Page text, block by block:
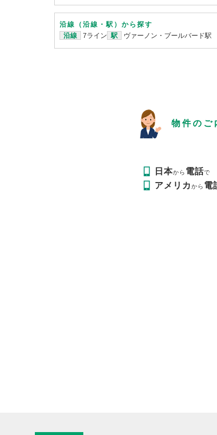
沿線（沿線・駅）から探す
沿線
7ライン 駅 ヴァーノン・ブールバード駅
物件のご
日本から 電話で
アメリカから 電